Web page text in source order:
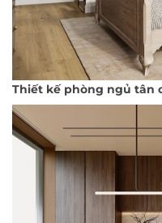
Thiết kế phòng ngủ tân